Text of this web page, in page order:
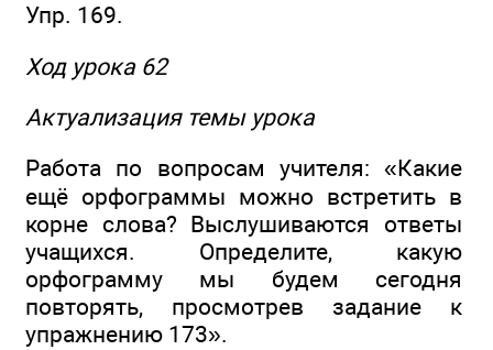
Упр. 169.
Ход урока 62
Актуализация темы урока
Работа по вопросам учителя: «Какие
ещё орфограммы можно встретить в
корне слова? Выслушиваются ответы
учащихся. Определите, какую
орфограмму мы будем сегодня
повторять, просмотрев задание к
упражнению 173».